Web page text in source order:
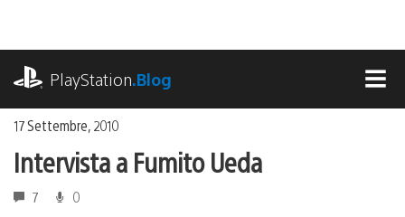
contenuto
PlayStation.Blog
17 Settembre, 2010
Intervista a Fumito Ueda
7 0